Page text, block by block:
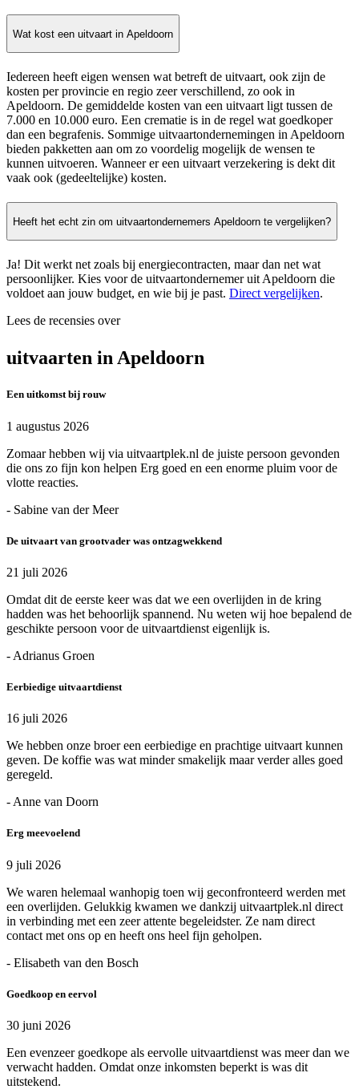
Wat kost een uitvaart in Apeldoorn
Iedereen heeft eigen wensen wat betreft de uitvaart, ook zijn de
kosten per provincie en regio zeer verschillend, zo ook in
Apeldoorn. De gemiddelde kosten van een uitvaart ligt tussen de
7.000 en 10.000 euro. Een crematie is in de regel wat goedkoper
dan een begrafenis. Sommige uitvaartondernemingen in Apeldoorn
bieden pakketten aan om zo voordelig mogelijk de wensen te
kunnen uitvoeren. Wanneer er een uitvaart verzekering is dekt dit
vaak ook (gedeeltelijke) kosten.
Heeft het echt zin om uitvaartondernemers Apeldoorn te vergelijken?
Ja! Dit werkt net zoals bij energiecontracten, maar dan net wat
persoonlijker. Kies voor de uitvaartondernemer uit Apeldoorn die
voldoet aan jouw budget, en wie bij je past. Direct vergelijken.
Lees de recensies over
uitvaarten in Apeldoorn
Een uitkomst bij rouw
1 augustus 2026
Zomaar hebben wij via uitvaartplek.nl de juiste persoon gevonden
die ons zo fijn kon helpen Erg goed en een enorme pluim voor de
vlotte reacties.
- Sabine van der Meer
De uitvaart van grootvader was ontzagwekkend
21 juli 2026
Omdat dit de eerste keer was dat we een overlijden in de kring
hadden was het behoorlijk spannend. Nu weten wij hoe bepalend de
geschikte persoon voor de uitvaartdienst eigenlijk is.
- Adrianus Groen
Eerbiedige uitvaartdienst
16 juli 2026
We hebben onze broer een eerbiedige en prachtige uitvaart kunnen
geven. De koffie was wat minder smakelijk maar verder alles goed
geregeld.
- Anne van Doorn
Erg meevoelend
9 juli 2026
We waren helemaal wanhopig toen wij geconfronteerd werden met
een overlijden. Gelukkig kwamen we dankzij uitvaartplek.nl direct
in verbinding met een zeer attente begeleidster. Ze nam direct
contact met ons op en heeft ons heel fijn geholpen.
- Elisabeth van den Bosch
Goedkoop en eervol
30 juni 2026
Een evenzeer goedkope als eervolle uitvaartdienst was meer dan we
verwacht hadden. Omdat onze inkomsten beperkt is was dit
uitstekend.